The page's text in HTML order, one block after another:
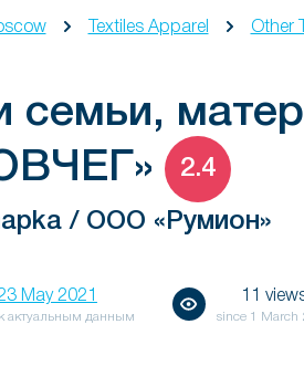
Textiles Apparel Other
2.4
/ ООО «Румион»
May 2021
актуальным данным
11
since 1 March